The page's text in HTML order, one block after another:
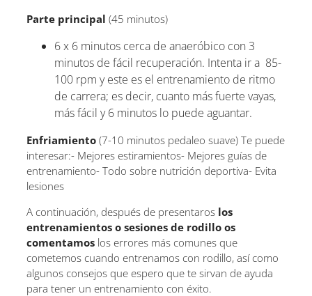
Parte principal (45 minutos)
6 x 6 minutos cerca de anaeróbico con 3
minutos de fácil recuperación. Intenta ir a 85-
100 rpm y este es el entrenamiento de ritmo
de carrera; es decir, cuanto más fuerte vayas,
más fácil y 6 minutos lo puede aguantar.
Enfriamiento (7-10 minutos pedaleo suave) Te puede
interesar:- Mejores estiramientos- Mejores guías de
entrenamiento- Todo sobre nutrición deportiva- Evita
lesiones
A continuación, después de presentaros los
entrenamientos o sesiones de rodillo os
comentamos los errores más comunes que
cometemos cuando entrenamos con rodillo, así como
algunos consejos que espero que te sirvan de ayuda
para tener un entrenamiento con éxito.